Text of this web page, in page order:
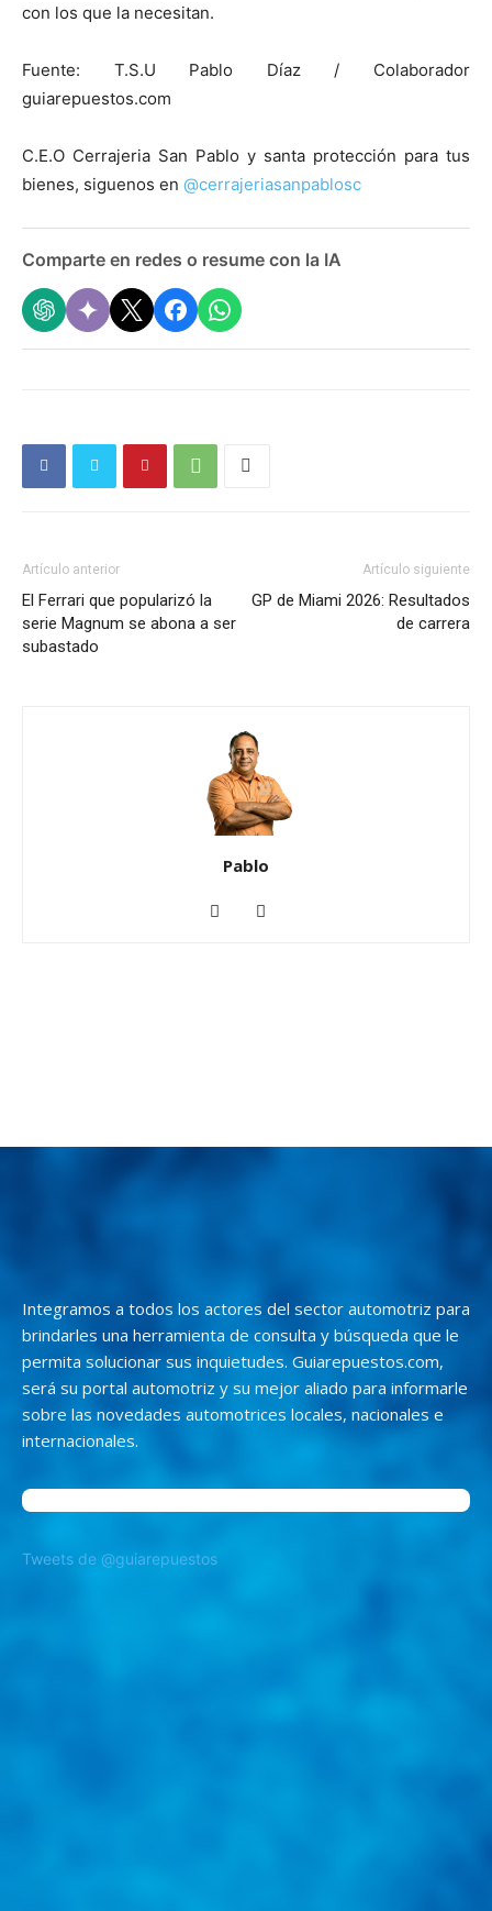
con los que la necesitan.
Fuente: T.S.U Pablo Díaz / Colaborador
guiarepuestos.com
C.E.O Cerrajeria San Pablo y santa protección para tus
bienes, siguenos en @cerrajeriasanpablosc
Comparte en redes o resume con la IA
Artículo anterior
El Ferrari que popularizó la
serie Magnum se abona a ser
subastado
Artículo siguiente
GP de Miami 2026: Resultados
de carrera
Pablo
Integramos a todos los actores del sector automotriz para
brindarles una herramienta de consulta y búsqueda que le
permita solucionar sus inquietudes. Guiarepuestos.com,
será su portal automotriz y su mejor aliado para informarle
sobre las novedades automotrices locales, nacionales e
internacionales.
Tweets de @guiarepuestos